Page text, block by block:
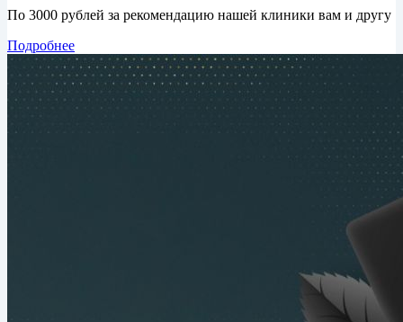
По 3000 рублей за рекомендацию нашей клиники вам и другу
Подробнее